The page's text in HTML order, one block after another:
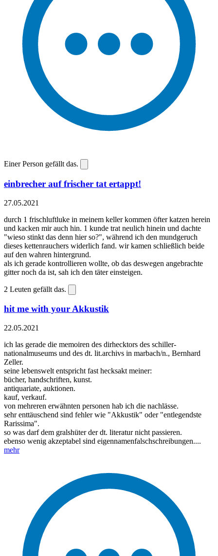
Einer Person gefällt das.
einbrecher auf frischer tat ertappt!
27.05.2021
durch 1 frischluftluke in meinem keller kommen öfter katzen herein
und kacken mir auch hin. 1 kunde trat neulich hinein und dachte
"wieso stinkt das denn hier so?", während ich den mundgeruch
dieses kettenrauchers widerlich fand. wir kamen schließlich beide
auf den wahren hintergrund.
als ich gerade kontrollieren wollte, ob das deswegen angebrachte
gitter noch da ist, sah ich den täter einsteigen.
2 Leuten gefällt das.
hit me with your Akkustik
22.05.2021
ich las gerade die memoiren des dirhecktors des schiller-
nationalmuseums und des dt. lit.archivs in marbach/n., Bernhard
Zeller.
seine lebenswelt entspricht fast hecksakt meiner:
bücher, handschriften, kunst.
antiquariate, auktionen.
kauf, verkauf.
von mehreren erwähnten personen hab ich die nachlässe.
sehr enttäuschend sind fehler wie "Akkustik" oder "entlegendste
Rarissima".
so was darf dem gralshüter der dt. literatur nicht passieren.
ebenso wenig akzeptabel sind eigennamenfalschschreibungen....
mehr